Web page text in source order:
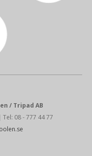
/ Tripad AB
| Tel: 08 - 777 44 77